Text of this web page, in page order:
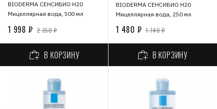
BIODERMA СЕНСИБИО Н20
Мицеллярная вода, 500 мл
1 998 ₽ 2 350 ₽
В КОРЗИНУ
BIODERMA СЕНСИБИО H20
Мицеллярная вода, 250 мл
1 480 ₽ 1 740 ₽
В КОРЗИНУ